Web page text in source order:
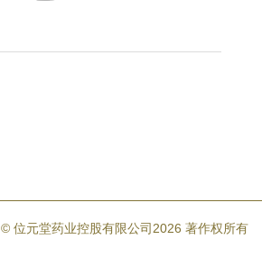
© 位元堂药业控股有限公司2026 著作权所有